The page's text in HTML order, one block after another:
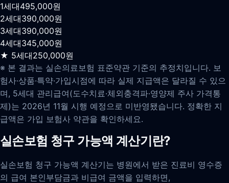
1세대495,000원
2세대390,000원
3세대390,000원
4세대345,000원
★ 5세대250,000원
※ 본 결과는 실손의료보험 표준약관 기준의 추정치입니다. 보
험사·상품·특약·가입시점에 따라 실제 지급액은 달라질 수 있으
며, 5세대 관리급여(도수치료·체외충격파·영양제 주사 가격통
제)는 2026년 11월 시행 예정으로 미반영됐습니다. 정확한 지
급액은 가입 보험사 약관을 확인하세요.
실손보험 청구 가능액 계산기란?
실손보험 청구 가능액 계산기는 병원에서 받은 진료비 영수증
의 급여 본인부담금과 비급여 금액을 입력하면,